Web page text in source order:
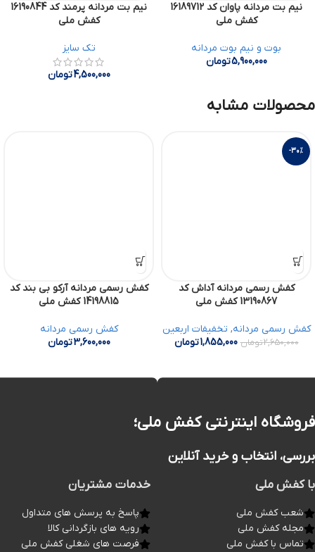
نیم بت مردانه پاوان کد 16189712
کفش ملی
بوت و نیم بوت مردانه
5,900,000تومان
نیم بت مردانه پرمند کد 16190844
کفش ملی
تک سایز
4,500,000تومان
محصولات مشابه
-30%
کفش رسمی مردانه آداش کد
13190867 کفش ملی
کفش رسمی مردانه, تخفیفات اربعین
2,650,000تومان 1,855,000تومان
کفش رسمی مردانه آرکو بی بند کد
14198815 کفش ملی
کفش رسمی مردانه
3,600,000تومان
فروشگاه اینترنتی کفش ملی؛
بررسی، انتخاب و خرید آنلاین
با کفش ملی
شعب کفش ملی
مجله کفش ملی
تماس با کفش ملی
خدمات مشتریان
پاسخ به پرسش های متداول
رویه های بازگردانی کالا
فرصت های شغلی کفش ملی